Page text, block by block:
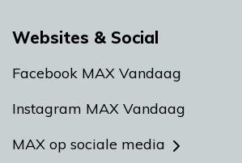
Websites & Social
Facebook MAX Vandaag
Instagram MAX Vandaag
MAX op sociale media